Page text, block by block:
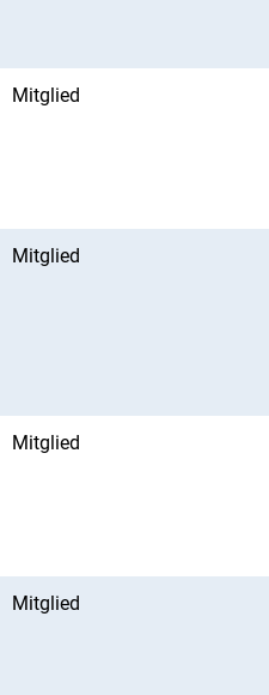
Mitglied
Mitglied
Mitglied
Mitglied